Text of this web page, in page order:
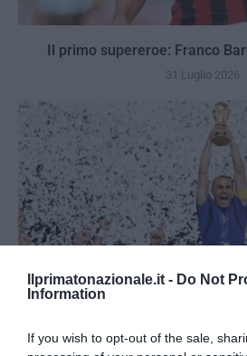
Ilprimatonazionale.it - Do Not
Information
If you wish to opt-out of the sale,
Il primo supereroe: Franco
31 Luglio 2026